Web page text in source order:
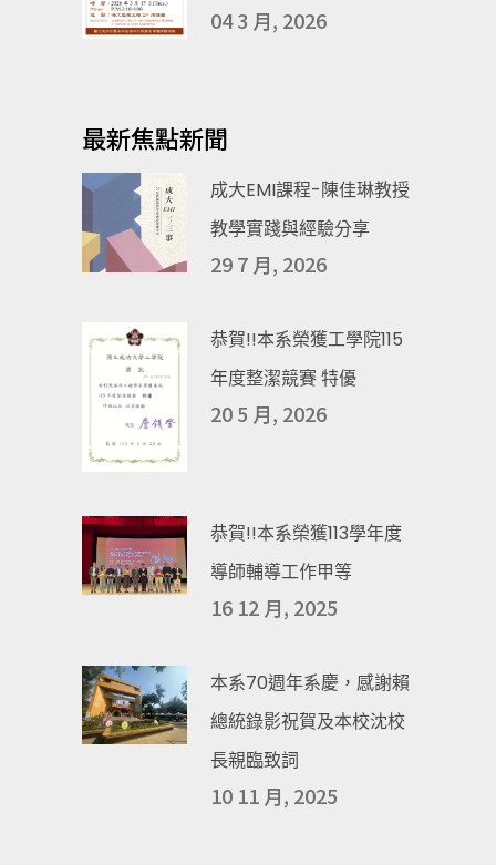
04 3 月, 2026
最新焦點新聞
成大EMI課程-陳佳琳教授
教學實踐與經驗分享
29 7 月, 2026
恭賀!!本系榮獲工學院115
年度整潔競賽 特優
20 5 月, 2026
恭賀!!本系榮獲113學年度
導師輔導工作甲等
16 12 月, 2025
本系70週年系慶，感謝賴
總統錄影祝賀及本校沈校
長親臨致詞
10 11 月, 2025